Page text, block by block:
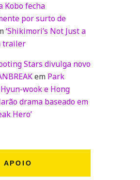
Kobo fecha
por surto de
‘Shikimori’s Not Just a
trailer
Stars divulga novo
em Park
wook e Hong
drama baseado em
Hero’
APOIO